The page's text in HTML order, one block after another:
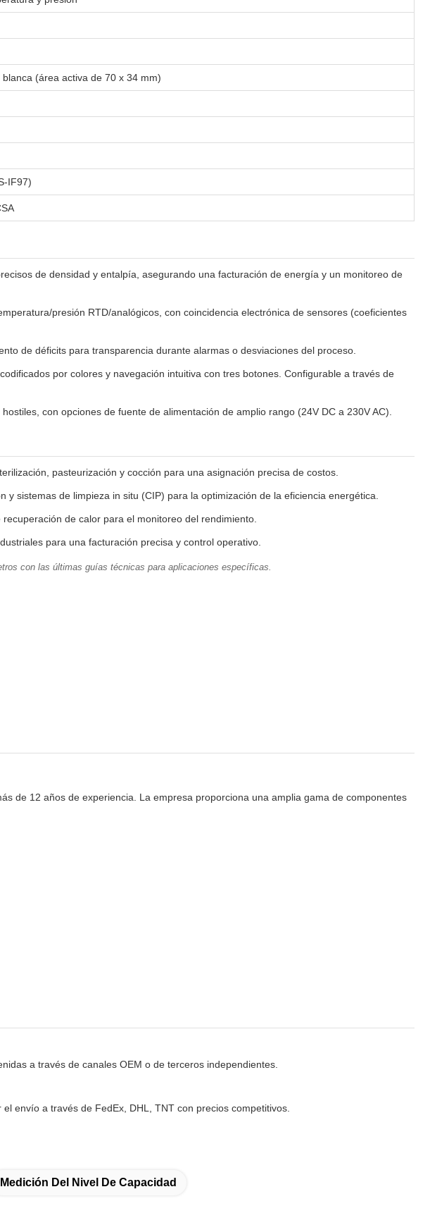
(área activa de 70 x 34 mm)
IF97)
de densidad y entalpía, asegurando una facturación de energía y un monitoreo de
presión RTD/analógicos, con coincidencia electrónica de sensores (coeficientes
de déficits para transparencia durante alarmas o desviaciones del proceso.
por colores y navegación intuitiva con tres botones. Configurable a través de
con opciones de fuente de alimentación de amplio rango (24V DC a 230V AC).
pasteurización y cocción para una asignación precisa de costos.
sistemas de limpieza in situ (CIP) para la optimización de la eficiencia energética.
de calor para el monitoreo del rendimiento.
para una facturación precisa y control operativo.
con las últimas guías técnicas para aplicaciones específicas.
de 12 años de experiencia. La empresa proporciona una amplia gama de componentes
a través de canales OEM o de terceros independientes.
envío a través de FedEx, DHL, TNT con precios competitivos.
Medición Del Nivel De Capacidad